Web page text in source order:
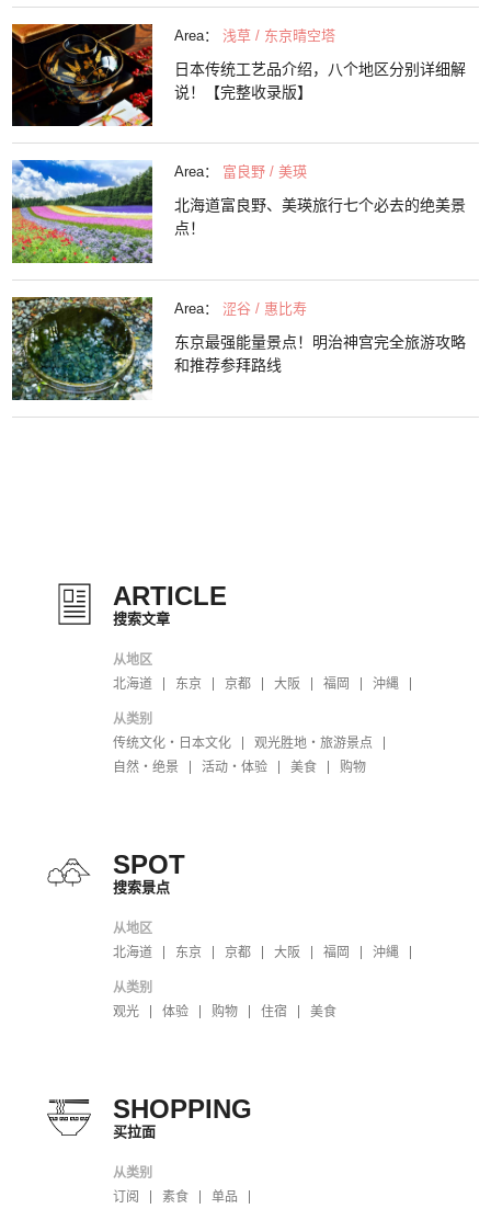
Area： 浅草 / 东京晴空塔
日本传统工艺品介绍，八个地区分别详细解
说！【完整收录版】
Area： 富良野 / 美瑛
北海道富良野、美瑛旅行七个必去的绝美景
点！
Area： 涩谷 / 惠比寿
东京最强能量景点！明治神宫完全旅游攻略
和推荐参拜路线
ARTICLE
搜索文章
从地区
北海道
东京 京都 大阪 福岡 沖縄
从类别
传统文化・日本文化
观光胜地・旅游景点
自然・绝景
活动・体验 美食 购物
SPOT
搜索景点
从地区
北海道
东京 京都 大阪 福岡 沖縄
从类别
观光
体验 购物 住宿 美食
SHOPPING
买拉面
从类别
订阅
素食 单品